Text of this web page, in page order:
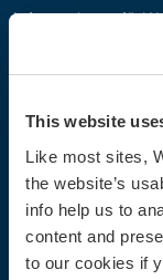
This website
Like most sites,
the website’s
info help us to
content and
to our cookies if
Informationen für
Als Host registrieren
Rabatte und Partner
Workaway Blog
Workaway